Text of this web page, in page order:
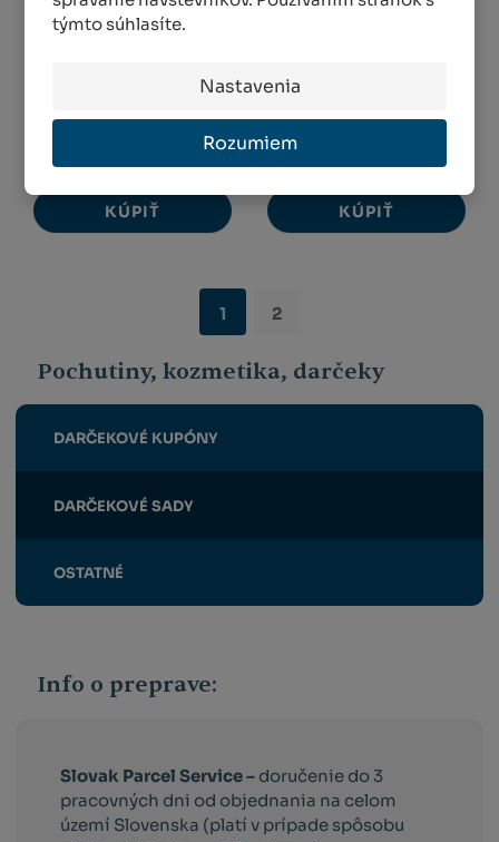
týmto súhlasíte.
Nastavenia
Rozumiem
Darčeková sada
KÚPIŤ KÚPIŤ
1 2
Pochutiny, kozmetika, darčeky
DARČEKOVÉ KUPÓNY
DARČEKOVÉ SADY
OSTATNÉ
Info o preprave:
Slovak Parcel Service – doručenie do 3
pracovných dni od objednania na celom
území Slovenska (platí v prípade spôsobu